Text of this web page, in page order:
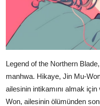
Legend of the Northern
manhwa. Hikaye, Jin Mu-
ailesinin intikamını almak
Won, ailesinin ölümünden